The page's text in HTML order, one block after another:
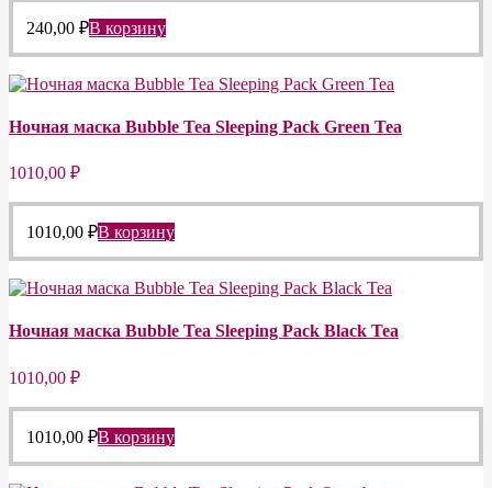
240,00 ₽В корзину
Ночная маска Bubble Tea Sleeping Pack Green Tea
1010,00 ₽
1010,00 ₽В корзину
Ночная маска Bubble Tea Sleeping Pack Black Tea
1010,00 ₽
1010,00 ₽В корзину